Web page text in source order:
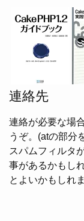
連絡先
連絡が必要な場
うぞ。(atの部分
スパムフィルタ
事があるかもし
とよいかもしれ